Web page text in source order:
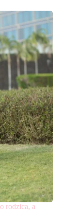
rodzica, a